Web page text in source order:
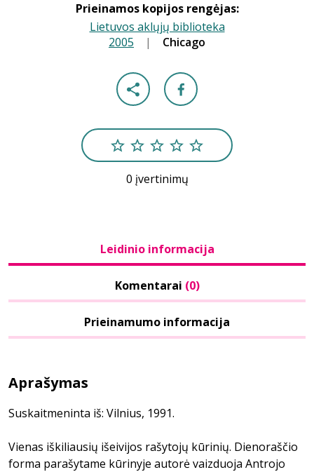
Prieinamos kopijos rengėjas:
Lietuvos aklųjų biblioteka
2005 | Chicago
0 įvertinimų
Leidinio informacija
Komentarai (0)
Prieinamumo informacija
Aprašymas
Suskaitmeninta iš: Vilnius, 1991.
Vienas iškiliausių išeivijos rašytojų kūrinių. Dienoraščio
forma parašytame kūrinyje autorė vaizduoja Antrojo